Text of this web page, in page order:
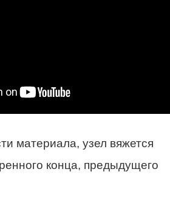
материала, узел вяжется
конца, предыдущего